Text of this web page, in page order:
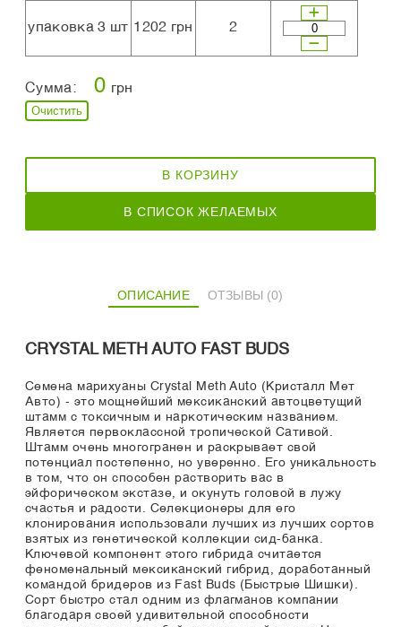
упаковка 3 шт 1202 грн 2
Сумма: 0 грн
Очистить
В КОРЗИНУ
В СПИСОК ЖЕЛАЕМЫХ
ОПИСАНИЕ ОТЗЫВЫ (0)
CRYSTAL METH AUTO FAST BUDS
Семена марихуаны Crystal Meth Auto (Кристалл Мет
Авто) - это мощнейший мексиканский автоцветущий
штамм с токсичным и наркотическим названием.
Является первоклассной тропической Сативой.
Штамм очень многогранен и раскрывает свой
потенциал постепенно, но уверенно. Его уникальность
в том, что он способен растворить вас в
эйфорическом экстазе, и окунуть головой в лужу
счастья и радости. Селекционеры для его
клонирования использовали лучших из лучших сортов
взятых из генетической коллекции сид-банка.
Ключевой компонент этого гибрида считается
феноменальный мексиканский гибрид, доработанный
командой бридеров из Fast Buds (Быстрые Шишки).
Сорт быстро стал одним из флагманов компании
благодаря своей удивительной способности